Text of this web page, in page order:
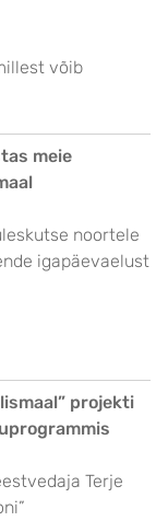
võib
meie
noortele
igapäevaelust
projekti
Terje